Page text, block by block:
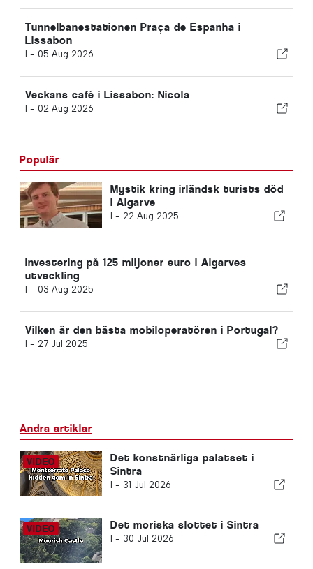
Tunnelbanestationen Praça de Espanha i
Lissabon
I - 05 Aug 2026
Veckans café i Lissabon: Nicola
I - 02 Aug 2026
Populär
Mystik kring irländsk turists död
i Algarve
I - 22 Aug 2025
Investering på 125 miljoner euro i Algarves
utveckling
I - 03 Aug 2025
Vilken är den bästa mobiloperatören i Portugal?
I - 27 Jul 2025
Andra artiklar
Det konstnärliga palatset i
Sintra
I - 31 Jul 2026
Det moriska slottet i Sintra
I - 30 Jul 2026